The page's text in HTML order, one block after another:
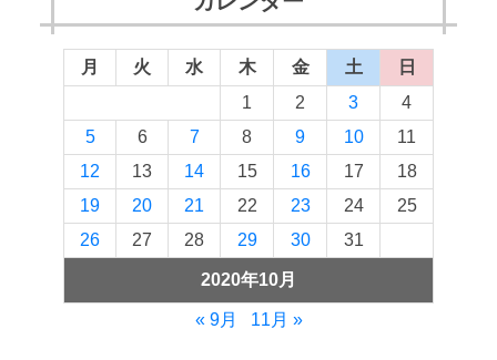
2020年10月
月 火 水 木 金 土
日
1
2 3
4
5
6 7 8 9 10
11
12
13 14 15 16 17
18
19
20 21 22 23 24
25
26
27 28 29 30 31
« 9月 11月 »